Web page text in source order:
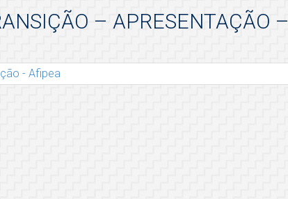
– APRESENTAÇÃO –
- Afipea